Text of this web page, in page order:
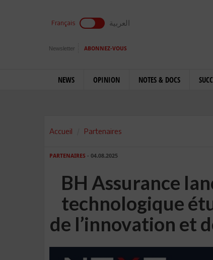
Français العربية
Newsletter ABONNEZ-VOUS
NEWS OPINION NOTES & DOCS
Accueil Partenaires
PARTENAIRES - 04.08.2025
BH Assurance
technologique
de l’innovation et